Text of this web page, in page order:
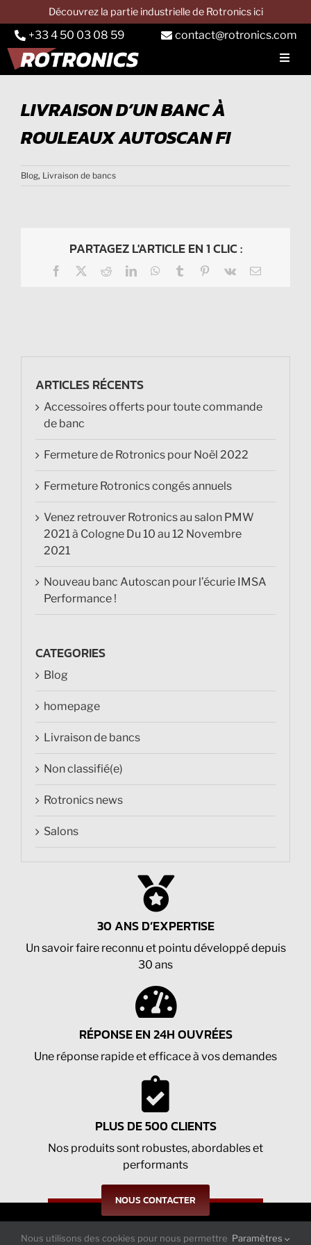
au
contenu
Découvrez la partie industrielle de Rotronics ici
+33 4 50 03 08 59 contact@rotronics.com
BANC AUTO
Banc tracteur
Applications
CONTACT & DEVIS
LIVRAISON D’UN BANC À
ROULEAUX AUTOSCAN FI
Blog, Livraison de bancs
PARTAGEZ L'ARTICLE EN 1 CLIC :
Facebook RedditLinkedInWhatsApp
Tumblr Pinterest
Vk Email
ARTICLES RÉCENTS
Accessoires offerts pour toute commande
de banc
Fermeture de Rotronics pour Noël 2022
Fermeture Rotronics congés annuels
Venez retrouver Rotronics au salon PMW
2021 à Cologne Du 10 au 12 Novembre
2021
Nouveau banc Autoscan pour l’écurie IMSA
Performance !
CATEGORIES
Blog
homepage
Livraison de bancs
Non classifié(e)
Rotronics news
Salons
30 ANS D’EXPERTISE
Un savoir faire reconnu et pointu développé depuis
30 ans
RÉPONSE EN 24H OUVRÉES
Une réponse rapide et efficace à vos demandes
PLUS DE 500 CLIENTS
Nos produits sont robustes, abordables et
performants
NOUS CONTACTER
Nous utilisons des cookies pour nous permettre Paramètres